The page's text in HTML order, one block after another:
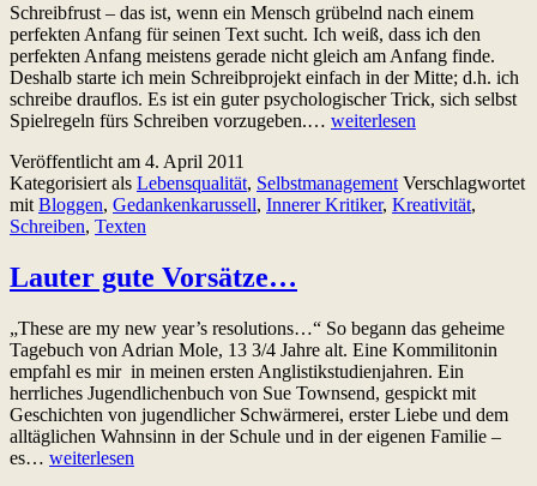
Schreibfrust – das ist, wenn ein Mensch grübelnd nach einem
perfekten Anfang für seinen Text sucht. Ich weiß, dass ich den
perfekten Anfang meistens gerade nicht gleich am Anfang finde.
Deshalb starte ich mein Schreibprojekt einfach in der Mitte; d.h. ich
schreibe drauflos. Es ist ein guter psychologischer Trick, sich selbst
Spielregeln fürs Schreiben vorzugeben.… Erlauben
kreative
Phasen
weiterlesen
Veröffentlicht am 4. April 2011
Kategorisiert als Lebensqualität, Selbstmanagement Verschlagwortet
mit Bloggen, Gedankenkarussell, Innerer Kritiker, Kreativität,
Schreiben, Texten
Lauter gute Vorsätze…
„These are my new year’s resolutions…“ So begann das geheime
Tagebuch von Adrian Mole, 13 3/4 Jahre alt. Eine Kommilitonin
empfahl es mir in meinen ersten Anglistikstudienjahren. Ein
herrliches Jugendlichenbuch von Sue Townsend, gespickt mit
Geschichten von jugendlicher Schwärmerei, erster Liebe und dem
alltäglichen Wahnsinn in der Schule und in der eigenen Familie –
es… Lauter
weiterlesen